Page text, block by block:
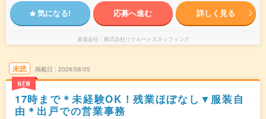
気になる! 応募へ進む 詳しく見る
派遣会社 株式会社リクルートスタッフィング
未読
NEW
掲載日 2026/08/05
17時まで＊未経験OK！残業ほぼなし▼服装自
由＊出戸での営業事務